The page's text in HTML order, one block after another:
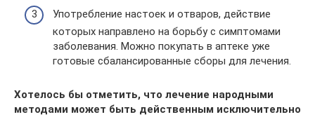
Употребление настоек и отваров, действие
которых направлено на борьбу с симптомами
заболевания. Можно покупать в аптеке уже
готовые сбалансированные сборы для лечения.
Хотелось бы отметить, что лечение народными
методами может быть действенным исключительно